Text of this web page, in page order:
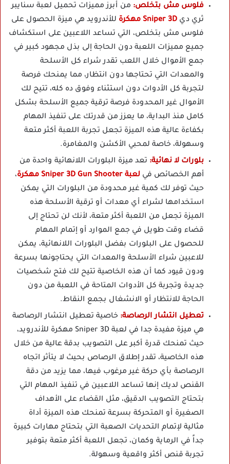
فلوس مش بتخلص: من أبرز مميزات تحميل لعبة سنايبر
ثري دي Sniper 3D مهكرة
للأندرويد هي ميزة الحصول على
فلوس مش بتخلص، التي تساعد اللاعبين على استكشاف
جميع مميزات اللعبة دون الحاجة إلى بذل مجهود كبير في
جمع الأموال خلال اللعب تقدر شراء كل الأسلحة
والمعدات التي تحتاجها دون انتظار، مما يمنحك فرصة
لتجربة كل الأدوات دون استثناء وفوق ده كله، تتيح لك
الأموال غير المحدودة فرصة ترقية جميع الأسلحة بشكل
كامل منذ البداية، ما يعزز من قدرتك على تنفيذ المهام
بكفاءة عالية هذه الميزة تجعل تجربة اللعبة أكثر متعة
وسهولة، خاصة لمحبي الأكشن والمغامرة.
بلورات لا نهائية: تعد ميزة البلورات اللانهائية واحدة من
أهم الخصائص في لعبة Sniper 3D Gun Shooter مهكرة
،
حيث توفر لك كمية غير محدودة من البلورات التي يمكن
استخدامها لشراء أي معدات أو ترقية الأسلحة هذه
الميزة تجعل من اللعبة أكثر متعة، لأنك لن تحتاج إلى
قضاء وقت طويل في جمع الموارد أو إتمام المهام
للحصول على البلورات بفضل البلورات اللانهائية، يمكن
للاعبين شراء الأسلحة والمعدات التي يحتاجونها بسرعة
ودون قيود كما أن هذه الخاصية تتيح لك فتح شخصيات
جديدة وتجربة كل الأدوات المتاحة في اللعبة من دون
الحاجة للانتظار أو الانشغال بجمع النقاط.
تعطيل انتشار الرصاصة: خاصية تعطيل انتشار الرصاصة
هي ميزة مفيدة جدا في لعبة Sniper 3D مهكرة للأندرويد،
حيث تمنحك قدرة أكبر على التصويب بدقة عالية من خلال
هذه الخاصية، تقدر إطلاق الرصاص بحيث لا يتأثر اتجاه
الرصاصة بأي حركة غير مرغوب فيها، مما يزيد من دقة
القنص لديك إنها تساعد اللاعبين في تنفيذ المهام التي
بتحتاج التصويب الدقيق، مثل القضاء على الأهداف
الصغيرة أو المتحركة بسرعة تمنحك هذه الميزة أداة
مثالية لإتمام التحديات الصعبة التي بتحتاج مهارات كبيرة
جداً في الرماية وكمان، تجعل اللعبة أكثر متعة بتوفير
تجربة قنص أكثر واقعية وسهولة.